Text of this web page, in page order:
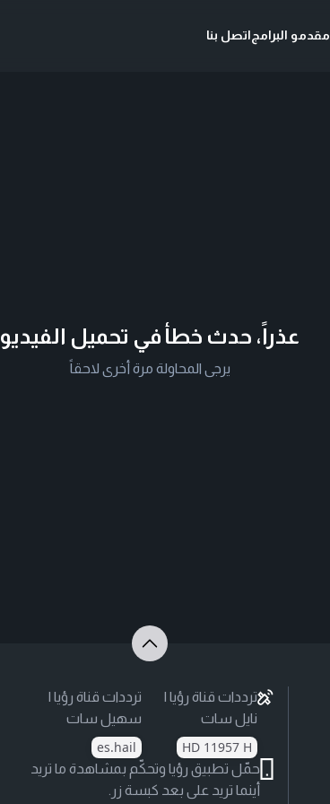
مقدمو البرامجاتصل بنا
عذراً، حدث خطأ في تحميل الفيديو
يرجى المحاولة مرة أخرى لاحقاً
ترددات قناة رؤيا |
نايل سات
HD 11957 H
ترددات قناة رؤيا |
سهيل سات
es.hail
حمّل تطبيق رؤيا وتحكّم بمشاهدة ما تريد
أينما تريد على بعد كبسة زر.